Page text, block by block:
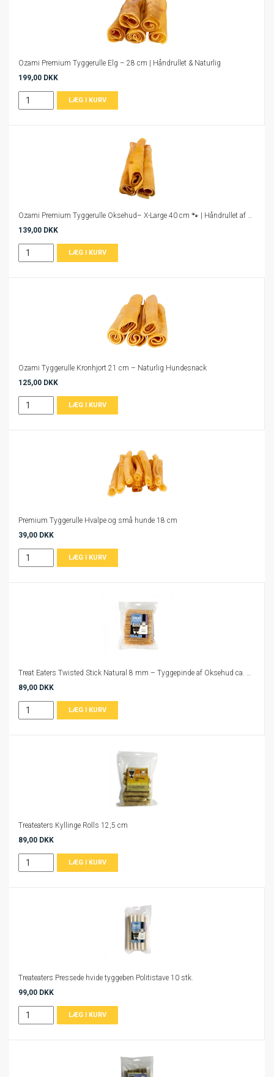
Ozami Premium Tyggerulle Elg – 28 cm | Håndrullet & Naturlig
199,00 DKK
Ozami Premium Tyggerulle Oksehud– X-Large 40 cm 🐾 | Håndrullet af Ægte Oksehud
139,00 DKK
Ozami Tyggerulle Kronhjort 21 cm – Naturlig Hundesnack
125,00 DKK
Premium Tyggerulle Hvalpe og små hunde 18 cm
39,00 DKK
Treat Eaters Twisted Stick Natural 8 mm – Tyggepinde af Oksehud ca. 500 g
89,00 DKK
Treateaters Kyllinge Rolls 12,5 cm
89,00 DKK
Treateaters Pressede hvide tyggeben Politistave 10 stk.
99,00 DKK